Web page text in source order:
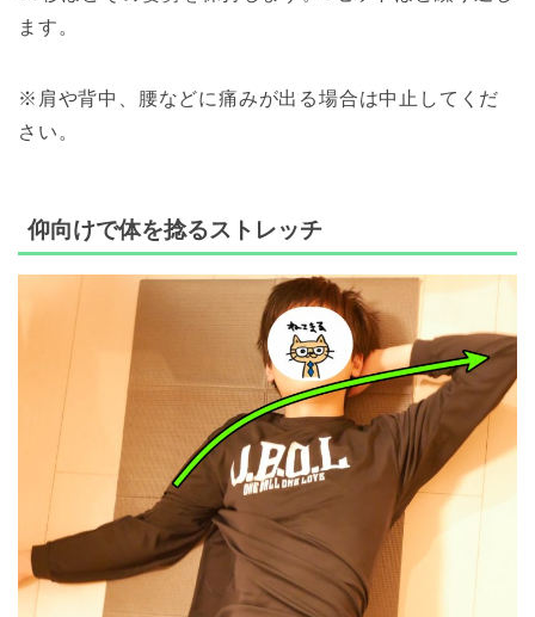
ます。
※肩や背中、腰などに痛みが出る場合は中止してくだ
さい。
仰向けで体を捻るストレッチ